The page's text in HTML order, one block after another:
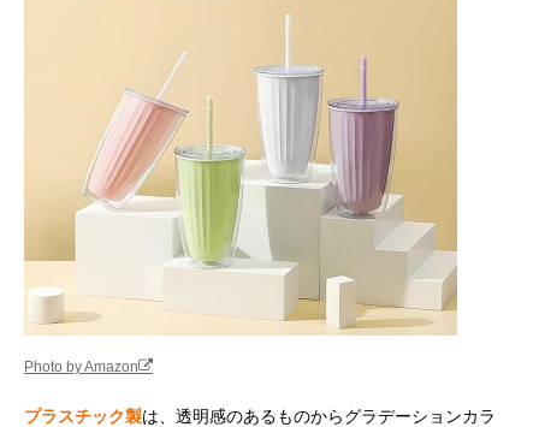
Photo by Amazon
プラスチック製は、透明感のあるものからグラデーションカラ